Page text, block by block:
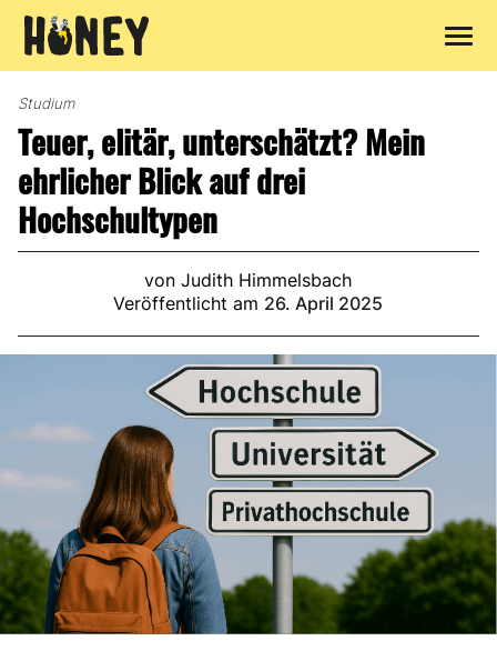
Inhalt
Studium
Teuer, elitär, unterschätzt? Mein
ehrlicher Blick auf drei
Hochschultypen
von Judith Himmelsbach
Veröffentlicht am 26. April 2025